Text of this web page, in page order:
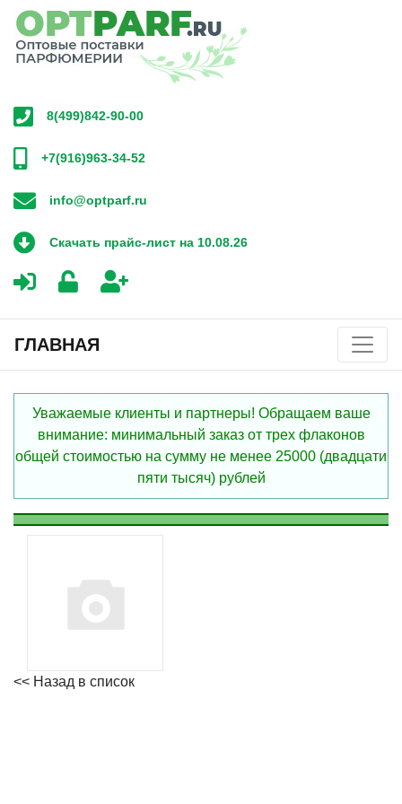
8(499)842-90-00
+7(916)963-34-52
info@optparf.ru
Скачать прайс-лист на 10.08.26
ГЛАВНАЯ
Уважаемые клиенты и партнеры! Обращаем ваше
внимание: минимальный заказ от трех флаконов
общей стоимостью на сумму не менее 25000 (двадцати
пяти тысяч) рублей
<< Назад в список